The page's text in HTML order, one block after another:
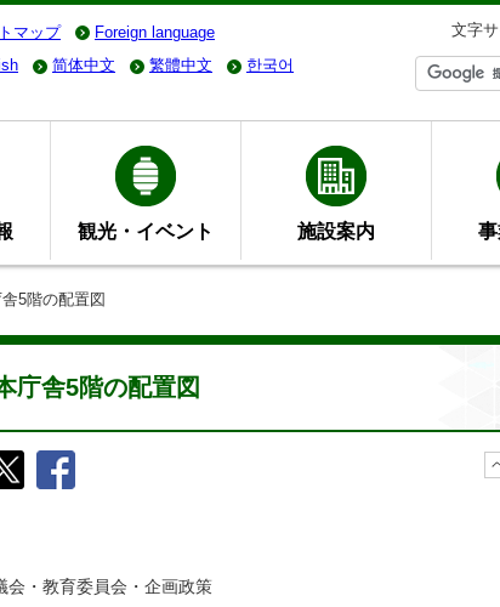
マップ Foreign language 文字
简体中文 繁體中文 한국어
観光・イベント 施設案内
5階の配置図
庁舎5階の配置図
会・教育委員会・企画政策